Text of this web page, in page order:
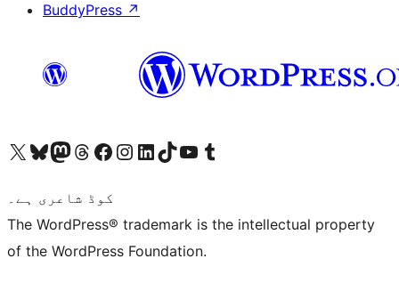
BuddyPress ↗
Visit our X (formerly Twitter) account
ہمارے بلیواسکائی اکاؤنٹ پر جائیں
Visit our Mastodon account
ہمارے ٹھریڈز اکاؤنٹ پر جائیں
Visit our Facebook page
Visit our Instagram account
Visit our LinkedIn account
ہمارے ٹک ٹاک اکاؤنٹ پر جائیں
Visit our YouTube channel
ہمارے ٹمبلر اکاؤنٹ پر جائیں
کوڈ شاعری ہے۔
The WordPress® trademark is the intellectual property
of the WordPress Foundation.